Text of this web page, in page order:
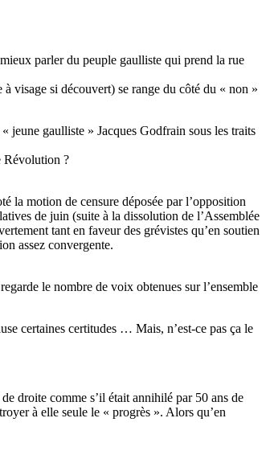
parler du peuple gaulliste qui prend la rue
visage si découvert) se range du côté du « non »
jeune gaulliste » Jacques Godfrain sous les traits
Révolution ?
la motion de censure déposée par l’opposition
de juin (suite à la dissolution de l’Assemblée
tant en faveur des grévistes qu’en soutien
assez convergente.
le nombre de voix obtenues sur l’ensemble
certaines certitudes … Mais, n’est-ce pas ça le
droite comme s’il était annihilé par 50 ans de
à elle seule le « progrès ». Alors qu’en